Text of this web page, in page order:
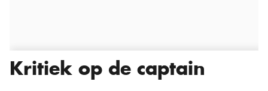
Kritiek op de captain